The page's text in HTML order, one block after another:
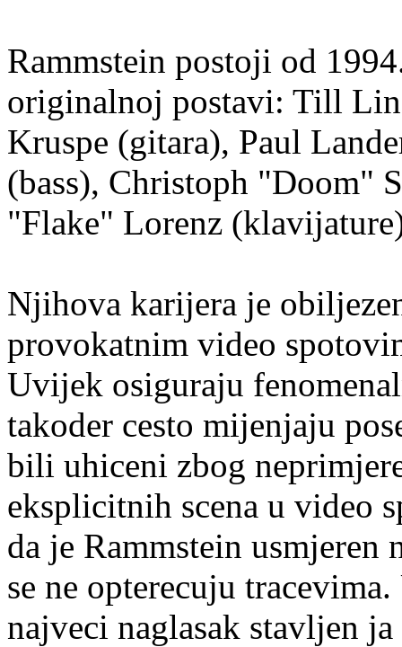
Rammstein postoji od
originalnoj postavi: Till
Kruspe (gitara), Paul
(bass), Christoph "Doom"
"Flake" Lorenz
Njihova karijera je
provokatnim video
Uvijek osiguraju
takoder cesto mijenjaju
bili uhiceni zbog
eksplicitnih scena u video
da je Rammstein usmjeren
se ne opterecuju
najveci naglasak stavljen